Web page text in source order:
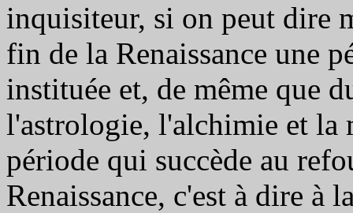
inquisiteur, si on peut dire
fin de la Renaissance une
instituée et, de même que
l'astrologie, l'alchimie et la
période qui succède au
Renaissance, c'est à dire à